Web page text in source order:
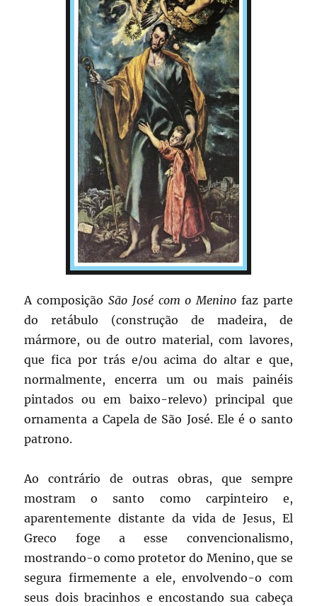
A composição São José com o Menino faz parte
do retábulo (construção de madeira, de
mármore, ou de outro material, com lavores,
que fica por trás e/ou acima do altar e que,
normalmente, encerra um ou mais painéis
pintados ou em baixo-relevo) principal que
ornamenta a Capela de São José. Ele é o santo
patrono.
Ao contrário de outras obras, que sempre
mostram o santo como carpinteiro e,
aparentemente distante da vida de Jesus, El
Greco foge a esse convencionalismo,
mostrando-o como protetor do Menino, que se
segura firmemente a ele, envolvendo-o com
seus dois bracinhos e encostando sua cabeça